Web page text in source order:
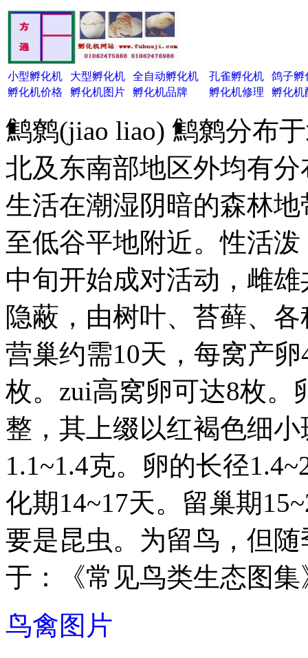
小型孵化机 大型孵化机 全自动孵化机 孔雀孵化机
鸽子孵
孵化机价格
孵化机图片 孵化机品牌 孵化机修理 孵化机
鹪鹩(jiao liao) 鹪鹩分布
北及东南部地区外均有
生活在潮湿阴暗的森林
至低谷平地附近。性活
中旬开始成对活动，雌
隐蔽，由树叶、苔藓、
营巢约需10天，每窝产
枚。zui高窝卵可达8枚。
整，其上缀以红褐色细
1.1~1.4克。卵的长径
化期14~17天。留巢期
要是昆虫。为留鸟，但
于：《常见鸟类生态图集
鸟禽图片